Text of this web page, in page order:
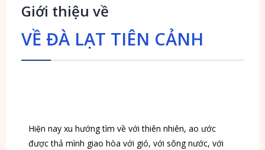
Giới thiệu về
VỀ ĐÀ LẠT TIÊN CẢNH
Hiện nay xu hướng tìm về với thiên nhiên, ao ước
được thả mình giao hòa với gió, với sông nước, với